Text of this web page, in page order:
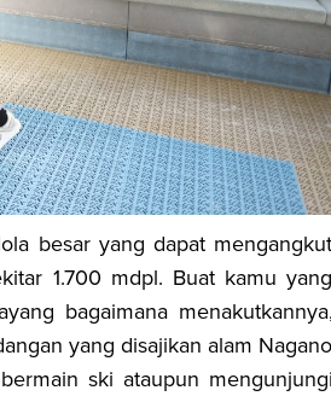
besar yang dapat mengangkut
1.700 mdpl. Buat kamu yang
bagaimana menakutkannya,
yang disajikan alam Nagano
ski ataupun mengunjungi